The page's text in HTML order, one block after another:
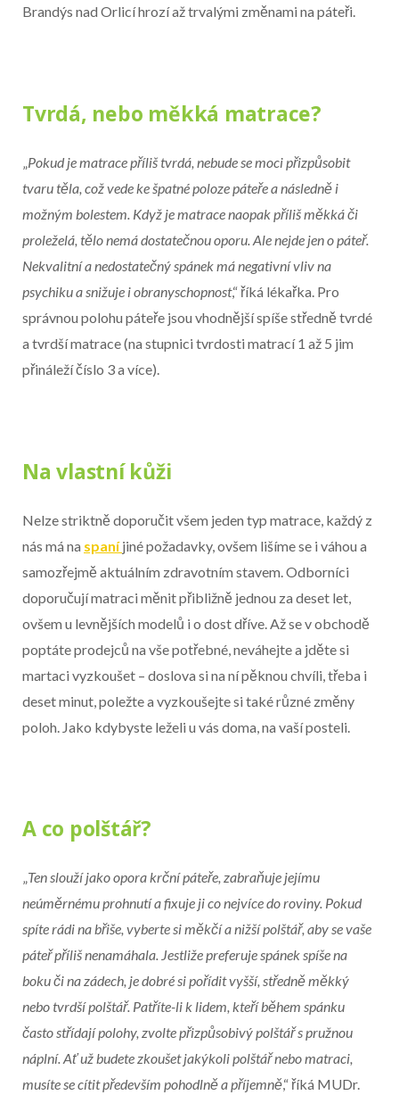
Brandýs nad Orlicí hrozí až trvalými změnami na páteři.
Tvrdá, nebo měkká matrace?
„Pokud je matrace příliš tvrdá, nebude se moci přizpůsobit
tvaru těla, což vede ke špatné poloze páteře a následně i
možným bolestem. Když je matrace naopak příliš měkká či
proleželá, tělo nemá dostatečnou oporu. Ale nejde jen o páteř.
Nekvalitní a nedostatečný spánek má negativní vliv na
psychiku a snižuje i obranyschopnost,“ říká lékařka. Pro
správnou polohu páteře jsou vhodnější spíše středně tvrdé
a tvrdší matrace (na stupnici tvrdosti matrací 1 až 5 jim
přináleží číslo 3 a více).
Na vlastní kůži
Nelze striktně doporučit všem jeden typ matrace, každý z
nás má na spaníjiné požadavky, ovšem lišíme se i váhou a
samozřejmě aktuálním zdravotním stavem. Odborníci
doporučují matraci měnit přibližně jednou za deset let,
ovšem u levnějších modelů i o dost dříve. Až se v obchodě
poptáte prodejců na vše potřebné, neváhejte a jděte si
martaci vyzkoušet – doslova si na ní pěknou chvíli, třeba i
deset minut, poležte a vyzkoušejte si také různé změny
poloh. Jako kdybyste leželi u vás doma, na vaší posteli.
A co polštář?
„Ten slouží jako opora krční páteře, zabraňuje jejímu
neúměrnému prohnutí a fixuje ji co nejvíce do roviny. Pokud
spíte rádi na břiše, vyberte si měkčí a nižší polštář, aby se vaše
páteř příliš nenamáhala. Jestliže preferuje spánek spíše na
boku či na zádech, je dobré si pořídit vyšší, středně měkký
nebo tvrdší polštář. Patříte-li k lidem, kteří během spánku
často střídají polohy, zvolte přizpůsobivý polštář s pružnou
náplní. Ať už budete zkoušet jakýkoli polštář nebo matraci,
musíte se cítit především pohodlně a příjemně,“ říká MUDr.